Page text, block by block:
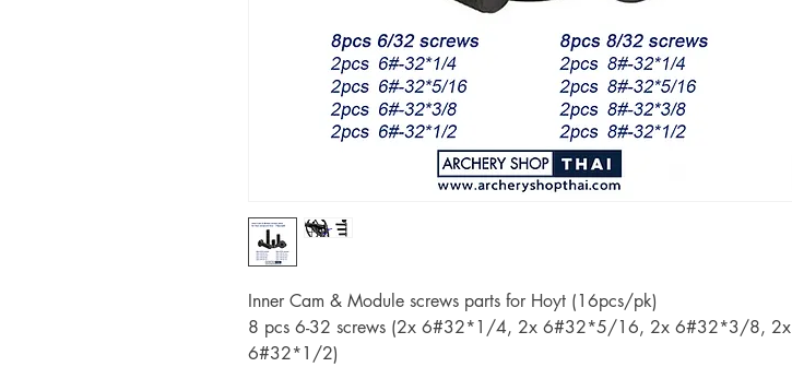
Inner Cam & Module screws parts for Hoyt (16pcs/pk)
8 pcs 6-32 screws (2x 6#32*1/4, 2x 6#32*5/16, 2x 6#32*3/8, 2x
6#32*1/2)